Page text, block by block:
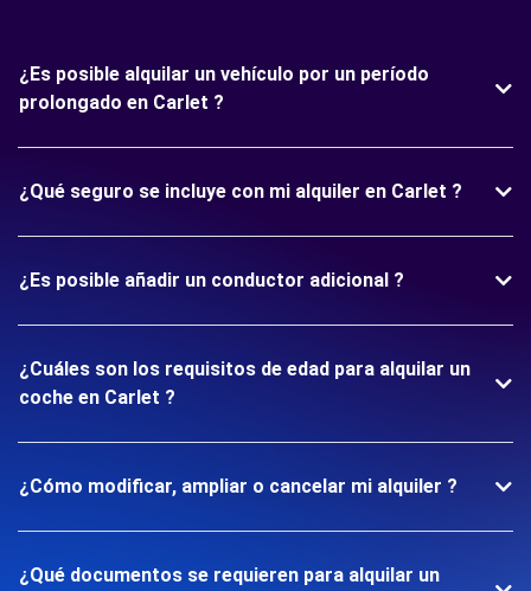
¿Es posible alquilar un vehículo por un período
prolongado en Carlet ?
¿Qué seguro se incluye con mi alquiler en Carlet ?
¿Es posible añadir un conductor adicional ?
¿Cuáles son los requisitos de edad para alquilar un
coche en Carlet ?
¿Cómo modificar, ampliar o cancelar mi alquiler ?
¿Qué documentos se requieren para alquilar un